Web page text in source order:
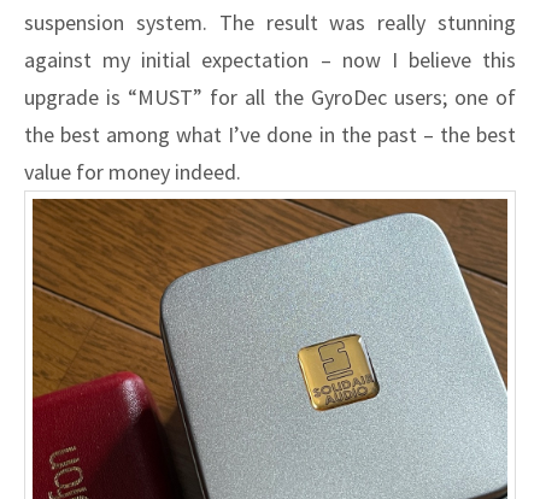
suspension system. The result was really stunning
against my initial expectation – now I believe this
upgrade is “MUST” for all the GyroDec users; one of
the best among what I’ve done in the past – the best
value for money indeed.